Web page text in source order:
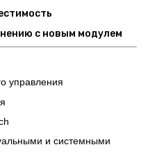
с новым модулем
управления
и системными